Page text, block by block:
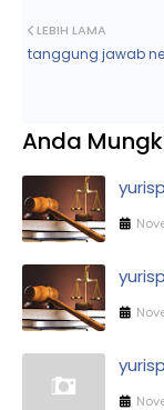
LEBIH LAMA
tanggung jawab
Anda